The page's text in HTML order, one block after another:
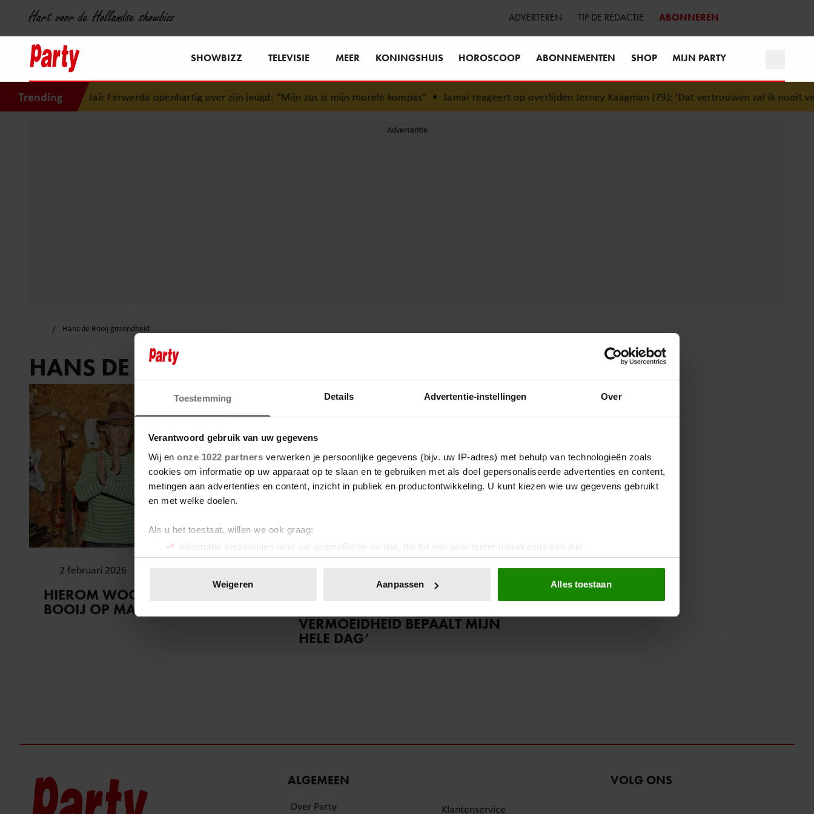
Toestemming Details Advertentie-instellingen Over
Verantwoord gebruik van uw gegevens
Wij en onze 1022 partners verwerken je persoonlijke gegevens (bijv. uw IP-adres) met behulp van technologieën zoals
cookies om informatie op uw apparaat op te slaan en te gebruiken met als doel gepersonaliseerde advertenties en content,
metingen aan advertenties en content, inzicht in publiek en productontwikkeling. U kunt kiezen wie uw gegevens gebruikt
en met welke doelen.
Als u het toestaat, willen we ook graag:
Informatie verzamelen over uw geografische locatie, die tot een paar meter nauwkeurig kan zijn
Uw apparaat identificeren door het actief te scannen op specifieke eigenschappen (fingerprinting)
toestemming op elk moment wijzigen of intrekken in de Cookieverklaring.
We gebruiken cookies om content en advertenties te personaliseren, om functies voor social media te bieden en om ons
websiteverkeer te analyseren. Ook delen we informatie over uw gebruik van onze site met onze partners voor social
Weigeren Aanpassen Alles toestaan
Hart voor de Hollandse showbizz ADVERTEREN TIP DE REDACTIE ABONNEREN
SHOWBIZZ TELEVISIE MEER KONINGSHUIS HOROSCOOP ABONNEMENTEN SHOP MIJN PARTY
Trending Jaïr Ferwerda openhartig over zijn jeugd: “Mijn zus is mijn morele kompas”•Jamai reageert op overlijden Jerney Kaagman (79): ‘Dat vertrouwen zal ik nooit
Hans de Booij gezondheid
HANS DE BOOIJ GEZONDHEID
2 februari 2026
HIEROM WOONT HANS DE
BOOIJ OP MALTA
HANS DE BOOIJ KAMPT MET
VERMOEIDHEID BEPAALT MIJN
HELE DAG’
ALGEMEEN
Over Party Klantenservice
VOLG ONS